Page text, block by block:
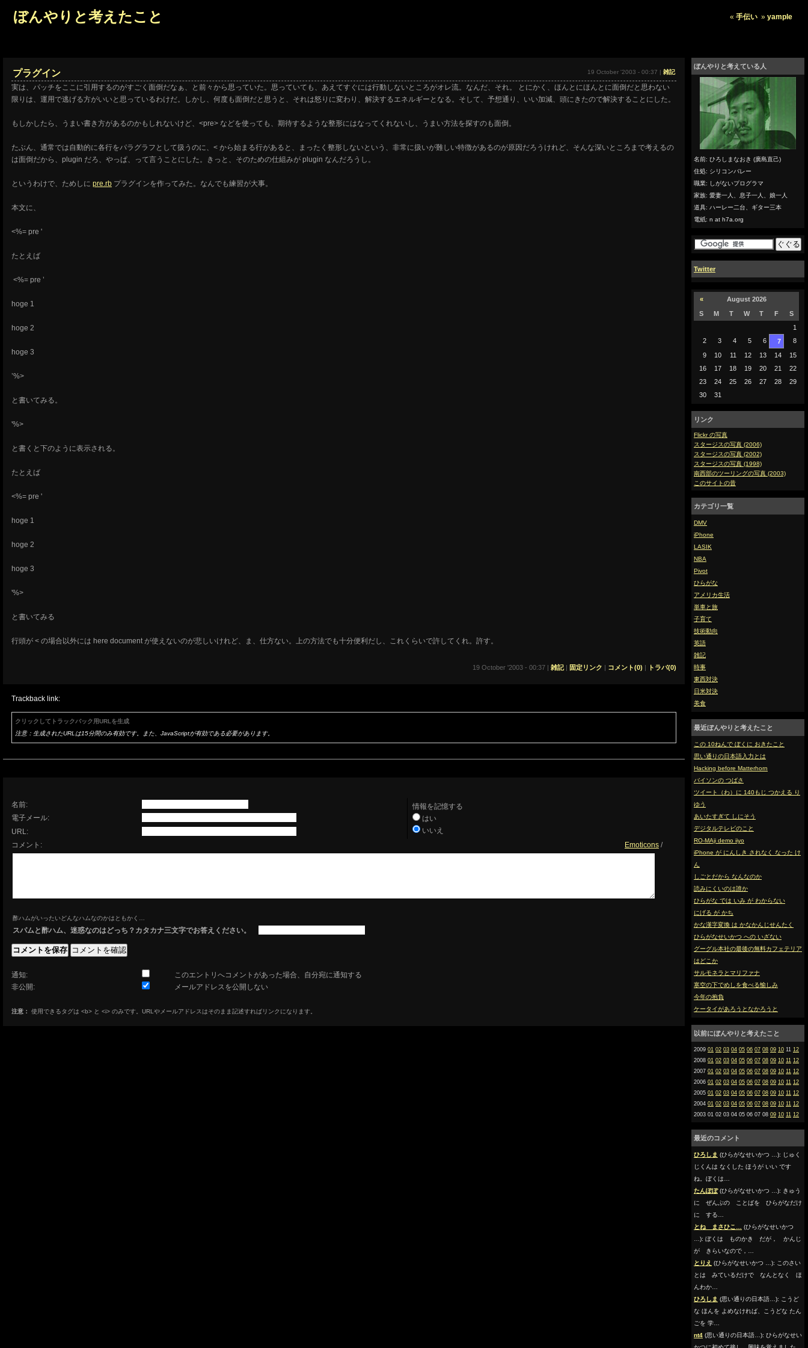
ぼんやりと考えたこと « 手伝い » yample
ぼんやりと考えている人
名前: ひろしまなおき (廣島直己)
住処: シリコンバレー
職業: しがないプログラマ
家族: 愛妻一人、息子一人、娘一人
道具: ハーレー二台、ギター三本
電紙: n at h7a.org
Twitter
«
August 2026
S
M T W T F
S
1
2
3 4 5 6 7
8
9
10 11 12 13 14
15
16
17 18 19 20 21
22
23
24 25 26 27 28
29
30
31
リンク
Flickr の写真
スタージスの写真 (2006)
スタージスの写真 (2002)
スタージスの写真 (1998)
南西部のツーリングの写真 (2003)
このサイトの昔
カテゴリ一覧
DMV
iPhone
LASIK
NBA
Pivot
ひらがな
アメリカ生活
単車と旅
子育て
技術動向
英語
雑記
時事
東西対決
日米対決
美食
最近ぼんやりと考えたこと
この 10ねんで ぼくに おきたこと
思い通りの日本語入力とは
Hacking before Matterhorn
バイソンの つばさ
ツイート（わ）に 140もじ つかえる り
ゆう
あいたすぎて しにそう
デジタルテレビのこと
RO-MAji demo iiyo
iPhone が にんしき されなく なった け
ん
しごとだから なんなのか
読みにくいのは誰か
ひらがな では いみ が わからない
にげる が かち
かな漢字変換 は かなかんじせんたく
ひらがなせいかつ への いざない
グーグル本社の最後の無料カフェテリア
はどこか
サルモネラとマリファナ
寒空の下でめしを食べる愉しみ
今年の抱負
ケータイがあろうとなかろうと
以前にぼんやりと考えたこと
2009 01 02 03 04 05 06 07 08 09 10 11 12
2008 01 02 03 04 05 06 07 08 09 10 11 12
2007 01 02 03 04 05 06 07 08 09 10 11 12
2006 01 02 03 04 05 06 07 08 09 10 11 12
2005 01 02 03 04 05 06 07 08 09 10 11 12
2004 01 02 03 04 05 06 07 08 09 10 11 12
2003 01 02 03 04 05 06 07 08 09 10 11 12
最近のコメント
ひろしま (ひらがなせいかつ …): じゅく
じくんは なくした ほうが いい です
ね。ぼくは…
たんぽぽ(ひらがなせいかつ …): きゅう
に ぜんぶの ことばを ひらがなだけ
に する…
とね まさひこ…
(ひらがなせいかつ
…): ぼくは ものかき だが， かんじ
が きらいなので，…
とりえ (ひらがなせいかつ …): このさい
とは みているだけで なんとなく ほ
んわか…
ひろしま (思い通りの日本語…): こうど
な ほんを よめなければ、こうどな たん
ごを 学…
nt4 (思い通りの日本語…): ひらがなせい
19 October '2003 - 00:37 | 雑記
プラグイン
実は、パッチをここに引用するのがすごく面倒だなぁ、と前々から思っていた。思っていても、あえてすぐには行動しないところがオレ流。なんだ、それ。
とにかく、ほんとにほんとに面倒だと思わない
限りは、運用で逃げる方がいいと思っているわけだ。しかし、何度も面倒だと思うと、それは怒りに変わり、解決するエネルギーとなる。そして、予想通り、いい加減、頭にきたので解決することにした。
もしかしたら、うまい書き方があるのかもしれないけど、<pre> などを使っても、期待するような整形にはなってくれないし、うまい方法を探すのも面倒。
たぶん、通常では自動的に各行をパラグラフとして扱うのに、< から始まる行があると、まったく整形しないという、非常に扱いが難しい特徴があるのが原因だろうけれど、そんな深いところまで考えるの
は面倒だから、plugin だろ、やっぱ、って言うことにした。きっと、そのための仕組みが plugin なんだろうし。
というわけで、ためしに pre.rb プラグインを作ってみた。なんでも練習が大事。
本文に、
<%= pre '
たとえば
<%= pre ’
hoge 1
hoge 2
hoge 3
’%>
と書いてみる。
'%>
と書くと下のように表示される。
たとえば
<%= pre '
hoge 1
hoge 2
hoge 3
'%>
と書いてみる
行頭が < の場合以外には here document が使えないのが悲しいけれど、ま、仕方ない。上の方法でも十分便利だし、これくらいで許してくれ。許す。
19 October '2003 - 00:37 | 雑記| 固定リンク | コメント(0) | トラバ(0)
Trackback link:
クリックしてトラックバック用URLを生成
注意：生成されたURLは15分間のみ有効です。また、JavaScriptが有効である必要があります。
名前:
情報を記憶する
はい
いいえ
電子メール:
URL:
コメント:
Emoticons /
酢ハムがいったいどんなハムなのかはともかく…
スパムと酢ハム、迷惑なのはどっち？カタカナ三文字でお答えください。
通知:
このエントリへコメントがあった場合、自分宛に通知する
非公開:
メールアドレスを公開しない
注意： 使用できるタグは <b> と <i> のみです。URLやメールアドレスはそのまま記述すればリンクになります。